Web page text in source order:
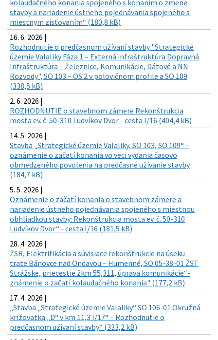
kolaudačného konania spojeného s konaním o zmene
stavby a nariadenie ústneho pojednávania spojeného s
miestnym zisťovaním“ (180,8 kB)
16. 6. 2026 |
Rozhodnutie o predčasnom užívaní stavby "Strategické
územie Valaliky Fáza 1 – Externá infraštruktúra Dopravná
Infraštruktúra – Železnice, Komunikácie, Dátové a NN
Rozvody", SO 103 – OS 2 v polovičnom profile a SO 109
(338,5 kB)
2. 6. 2026 |
ROZHODNUTIE o stavebnom zámere Rekonštrukcia
mosta ev. č. 50-310 Ludvíkov Dvor - cesta I/16 (404,4 kB)
14. 5. 2026 |
Stavba „Strategické územie Valaliky, SO 103, SO 109“ –
oznámenie o začatí konania vo veci vydania časovo
obmedzeného povolenia na predčasné užívanie stavby
(184,7 kB)
5. 5. 2026 |
Oznámenie o začatí konania o stavebnom zámere a
nariadenie ústneho pojednávania spojeného s miestnou
obhliadkou stavby: Rekonštrukcia mosta ev. č. 50-310
Ludvíkov Dvor“ - cesta I/16 (181,5 kB)
28. 4. 2026 |
ŽSR, Elektrifikácia a súvisiace rekonštrukcie na úseku
trate Bánovce nad Ondavou – Humenné, SO 05-38-01 ŽST
Strážske, priecestie žkm 55,311, úprava komunikácie“-
známenie o začatí kolaudačného konania" (177,2 kB)
17. 4. 2026 |
„Stavba „Strategické územie Valaliky“ SO 106-01 Okružná
križovatka „D“ v km 11,3 I/17“ – Rozhodnutie o
predčasnom užívaní stavby“ (333,2 kB)